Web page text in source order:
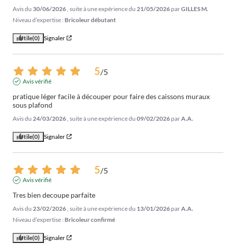
Avis du 30/06/2026 , suite à une expérience du 21/05/2026 parGILLES M.
Niveau d’expertise : Bricoleur débutant
Utile(0) Signaler
5/5
Avis vérifié
pratique léger facile à découper pour faire des caissons muraux
sous plafond
Avis du 24/03/2026 , suite à une expérience du 09/02/2026 parA.A.
Utile(0) Signaler
5/5
Avis vérifié
Tres bien decoupe parfaite
Avis du 23/02/2026 , suite à une expérience du 13/01/2026 parA.A.
Niveau d’expertise : Bricoleur confirmé
Utile(0) Signaler